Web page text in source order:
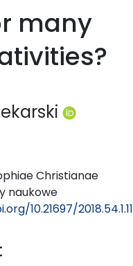
many
Christianae
naukowe
10.21697/2018.54.1.11